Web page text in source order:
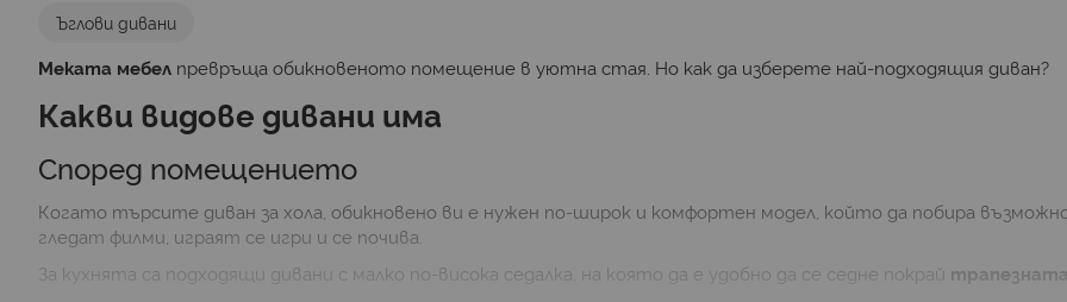
Ъглови дивани
Меката мебел превръща обикновеното помещение в уютна стая. Но как да изберете най-подходящия диван?
Какви видове дивани има
Според помещението
Когато търсите диван за хола, обикновено ви е нужен по-широк и комфортен модел, който да побира
гледат филми, играят се игри и се почива.
За кухнята са подходящи дивани с малко по-висока седалка, на която да е удобно да се седне покрай